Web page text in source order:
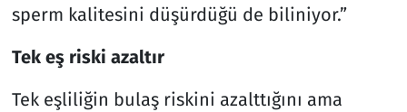
sperm kalitesini düşürdüğü de biliniyor.”
Tek eş riski azaltır
Tek eşliliğin bulaş riskini azalttığını ama